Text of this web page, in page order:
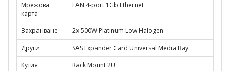
Мрежова
карта
LAN 4-port 1Gb Ethernet
Захранване
2x 500W Platinum Low Halogen
Други
SAS Expander Card Universal Media Bay
Кутия
Rack Mount 2U